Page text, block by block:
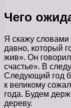
Чего
Я скажу словами
давно, который
жив». Он
счастье». В
Следующий год
к великому
года. Будем
дереву.